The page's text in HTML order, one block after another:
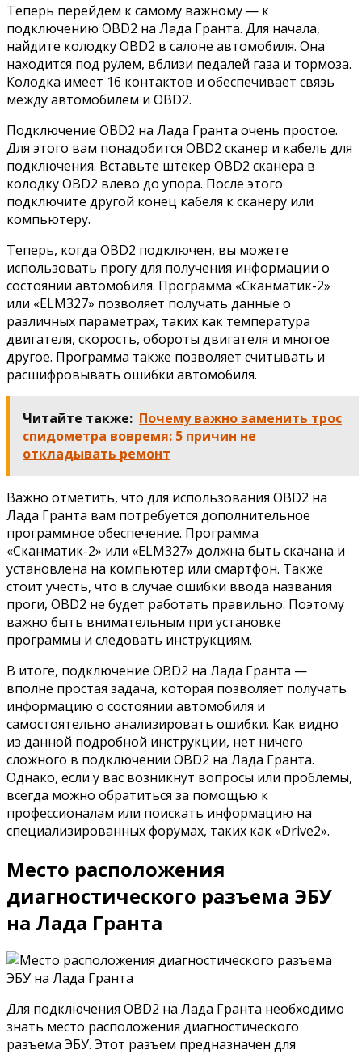
Теперь перейдем к самому важному — к
подключению OBD2 на Лада Гранта. Для начала,
найдите колодку OBD2 в салоне автомобиля. Она
находится под рулем, вблизи педалей газа и тормоза.
Колодка имеет 16 контактов и обеспечивает связь
между автомобилем и OBD2.
Подключение OBD2 на Лада Гранта очень простое.
Для этого вам понадобится OBD2 сканер и кабель для
подключения. Вставьте штекер OBD2 сканера в
колодку OBD2 влево до упора. После этого
подключите другой конец кабеля к сканеру или
компьютеру.
Теперь, когда OBD2 подключен, вы можете
использовать прогу для получения информации о
состоянии автомобиля. Программа «Сканматик-2»
или «ELM327» позволяет получать данные о
различных параметрах, таких как температура
двигателя, скорость, обороты двигателя и многое
другое. Программа также позволяет считывать и
расшифровывать ошибки автомобиля.
Читайте также: Почему важно заменить трос
спидометра вовремя: 5 причин не
откладывать ремонт
Важно отметить, что для использования OBD2 на
Лада Гранта вам потребуется дополнительное
программное обеспечение. Программа
«Сканматик-2» или «ELM327» должна быть скачана и
установлена на компьютер или смартфон. Также
стоит учесть, что в случае ошибки ввода названия
проги, OBD2 не будет работать правильно. Поэтому
важно быть внимательным при установке
программы и следовать инструкциям.
В итоге, подключение OBD2 на Лада Гранта —
вполне простая задача, которая позволяет получать
информацию о состоянии автомобиля и
самостоятельно анализировать ошибки. Как видно
из данной подробной инструкции, нет ничего
сложного в подключении OBD2 на Лада Гранта.
Однако, если у вас возникнут вопросы или проблемы,
всегда можно обратиться за помощью к
профессионалам или поискать информацию на
специализированных форумах, таких как «Drive2».
Место расположения
диагностического разъема ЭБУ
на Лада Гранта
Для подключения OBD2 на Лада Гранта необходимо
знать место расположения диагностического
разъема ЭБУ. Этот разъем предназначен для